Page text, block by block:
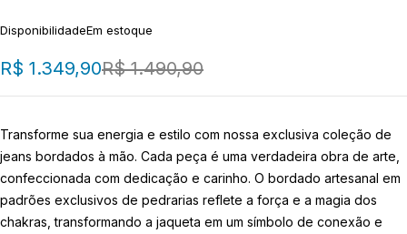
DisponibilidadeEm estoque
R$1.490,90
R$ 1.349,90
Transforme sua energia e estilo com nossa exclusiva coleção de
jeans bordados à mão. Cada peça é uma verdadeira obra de arte,
confeccionada com dedicação e carinho. O bordado artesanal em
padrões exclusivos de pedrarias reflete a força e a magia dos
chakras, transformando a jaqueta em um símbolo de conexão e